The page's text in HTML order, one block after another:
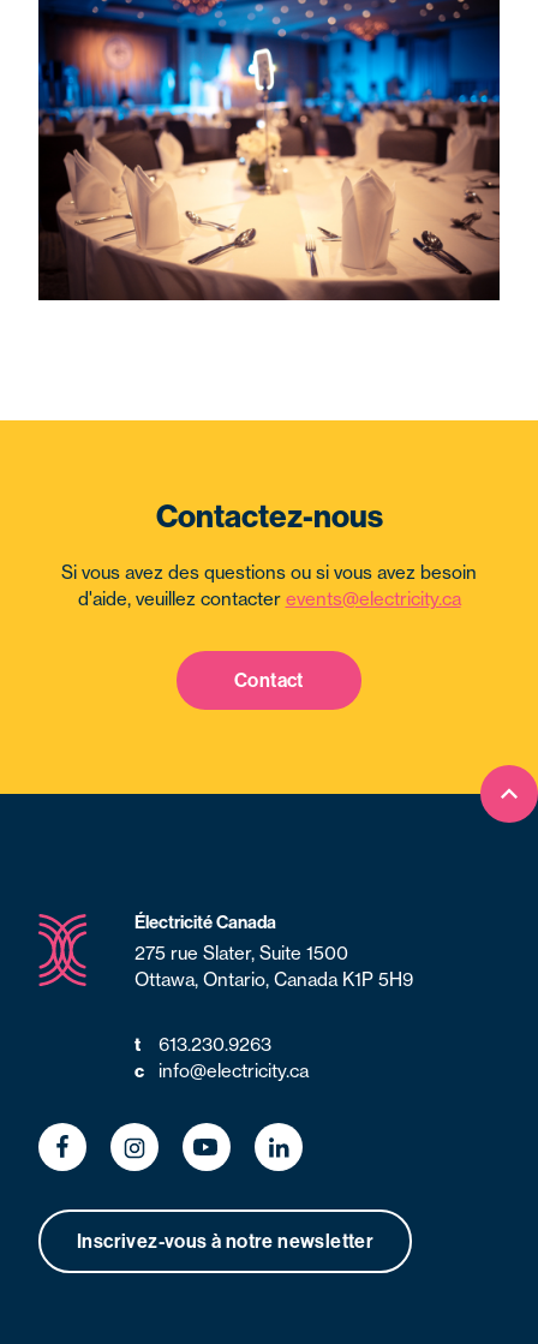
Contactez-nous
Si vous avez des questions ou si vous avez besoin
d'aide, veuillez contacter events@electricity.ca
Contact
Électricité Canada
275 rue Slater, Suite 1500
Ottawa, Ontario, Canada K1P 5H9
t
613.230.9263
c
info@electricity.ca
Inscrivez-vous à notre newsletter